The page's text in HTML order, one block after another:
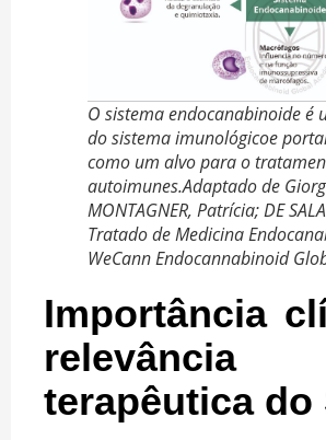
O sistema endocanabinoide é
do sistema imunológicoe
como um alvo para o
autoimunes.Adaptado de
MONTAGNER, Patrícia; DE
Tratado de Medicina
WeCann Endocannabinoid
Importância
relevância
terapêutica do